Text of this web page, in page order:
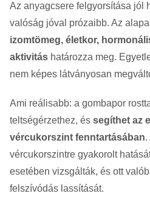
Az anyagcsere felgyorsítása jól
valóság jóval prózaibb. Az
izomtömeg, életkor,
aktivitás határozza meg.
nem képes látványosan
Ami reálisabb: a gombapor
teltségérzethez, és segíthet az
vércukorszint fenntartásában.
vércukorszintre gyakorolt
esetében vizsgálták, és ott
felszívódás lassítását.